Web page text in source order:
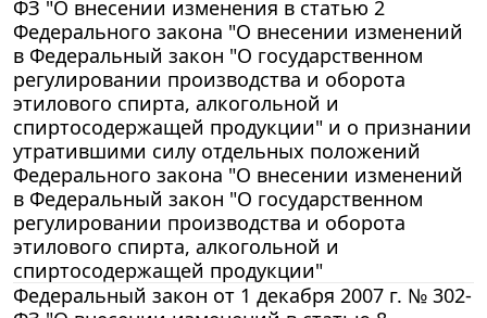
ФЗ "О внесении изменения в статью 2
Федерального закона "О внесении изменений
в Федеральный закон "О государственном
регулировании производства и оборота
этилового спирта, алкогольной и
спиртосодержащей продукции" и о признании
утратившими силу отдельных положений
Федерального закона "О внесении изменений
в Федеральный закон "О государственном
регулировании производства и оборота
этилового спирта, алкогольной и
спиртосодержащей продукции"
Федеральный закон от 1 декабря 2007 г. № 302-